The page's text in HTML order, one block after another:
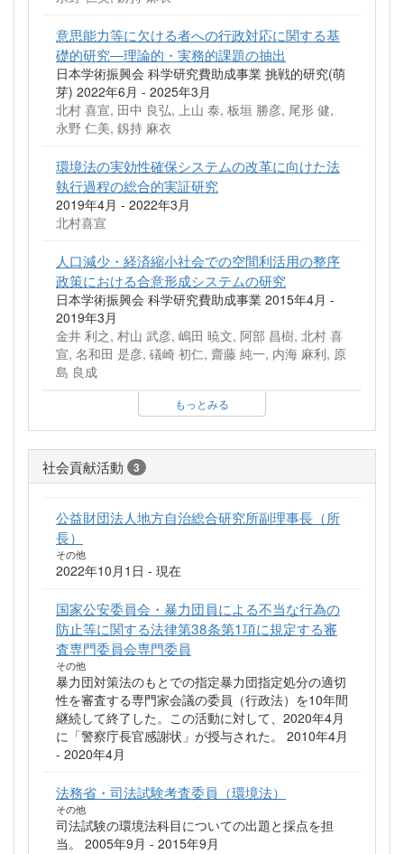
意思能力等に欠ける者への行政対応に関する基
礎的研究―理論的・実務的課題の抽出
日本学術振興会 科学研究費助成事業 挑戦的研究(萌
芽) 2022年6月 - 2025年3月
北村 喜宣, 田中 良弘, 上山 泰, 板垣 勝彦, 尾形 健,
永野 仁美, 釼持 麻衣
環境法の実効性確保システムの改革に向けた法
執行過程の総合的実証研究
2019年4月 - 2022年3月
北村喜宣
人口減少・経済縮小社会での空間利活用の整序
政策における合意形成システムの研究
日本学術振興会 科学研究費助成事業 2015年4月 -
2019年3月
金井 利之, 村山 武彦, 嶋田 暁文, 阿部 昌樹, 北村 喜
宣, 名和田 是彦, 礒崎 初仁, 齋藤 純一, 内海 麻利, 原
島 良成
もっとみる
社会貢献活動 3
公益財団法人地方自治総合研究所副理事長（所
長）
その他
2022年10月1日 - 現在
国家公安委員会・暴力団員による不当な行為の
防止等に関する法律第38条第1項に規定する審
査専門委員会専門委員
その他
暴力団対策法のもとでの指定暴力団指定処分の適切
性を審査する専門家会議の委員（行政法）を10年間
継続して終了した。この活動に対して、2020年4月
に「警察庁長官感謝状」が授与された。 2010年4月
- 2020年4月
法務省・司法試験考査委員（環境法）
その他
司法試験の環境法科目についての出題と採点を担
当。 2005年9月 - 2015年9月